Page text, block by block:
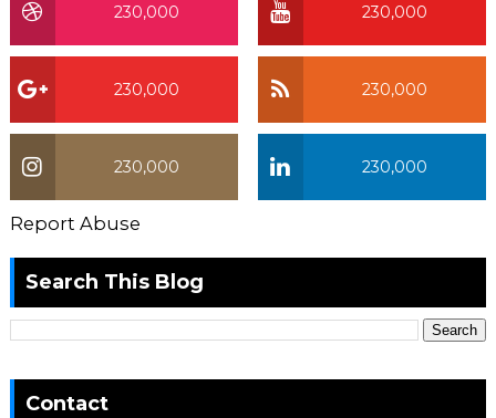
230,000
230,000
230,000
230,000
230,000
230,000
Report Abuse
Search This Blog
Contact